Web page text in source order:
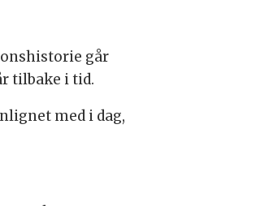
går
tilbake i tid.
med i dag,